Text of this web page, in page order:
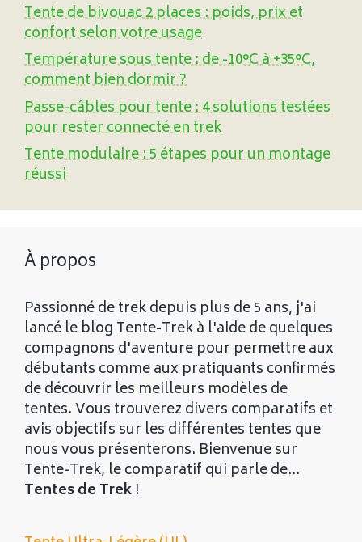
Tente de bivouac 2 places : poids, prix et
confort selon votre usage
Température sous tente : de -10°C à +35°C,
comment bien dormir ?
Passe-câbles pour tente : 4 solutions testées
pour rester connecté en trek
Tente modulaire : 5 étapes pour un montage
réussi
À propos
Passionné de trek depuis plus de 5 ans, j'ai
lancé le blog Tente-Trek à l'aide de quelques
compagnons d'aventure pour permettre aux
débutants comme aux pratiquants confirmés
de découvrir les meilleurs modèles de
tentes. Vous trouverez divers comparatifs et
avis objectifs sur les différentes tentes que
nous vous présenterons. Bienvenue sur
Tente-Trek, le comparatif qui parle de...
Tentes de Trek !